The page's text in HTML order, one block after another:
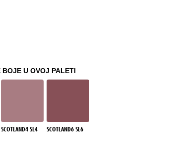
U OVOJ PALETI
SCOTLAND4 SL4 SCOTLAND6 SL6